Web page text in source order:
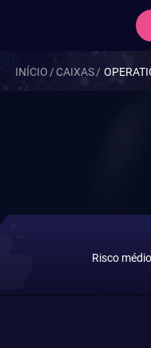
INÍCIO CAIXAS
Risco médio